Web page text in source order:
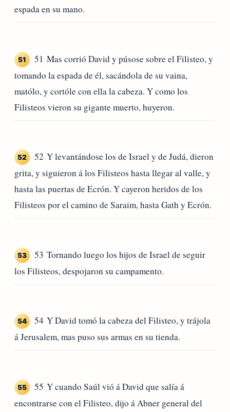
espada en su mano.
51
51 Mas corrió David y púsose sobre el Filisteo, y
tomando la espada de él, sacándola de su vaina,
matólo, y cortóle con ella la cabeza. Y como los
Filisteos vieron su gigante muerto, huyeron.
52
52 Y levantándose los de Israel y de Judá, dieron
grita, y siguieron á los Filisteos hasta llegar al valle, y
hasta las puertas de Ecrón. Y cayeron heridos de los
Filisteos por el camino de Saraim, hasta Gath y Ecrón.
53
53 Tornando luego los hijos de Israel de seguir
los Filisteos, despojaron su campamento.
54
54 Y David tomó la cabeza del Filisteo, y trájola
á Jerusalem, mas puso sus armas en su tienda.
55
55 Y cuando Saúl vió á David que salía á
encontrarse con el Filisteo, dijo á Abner general del